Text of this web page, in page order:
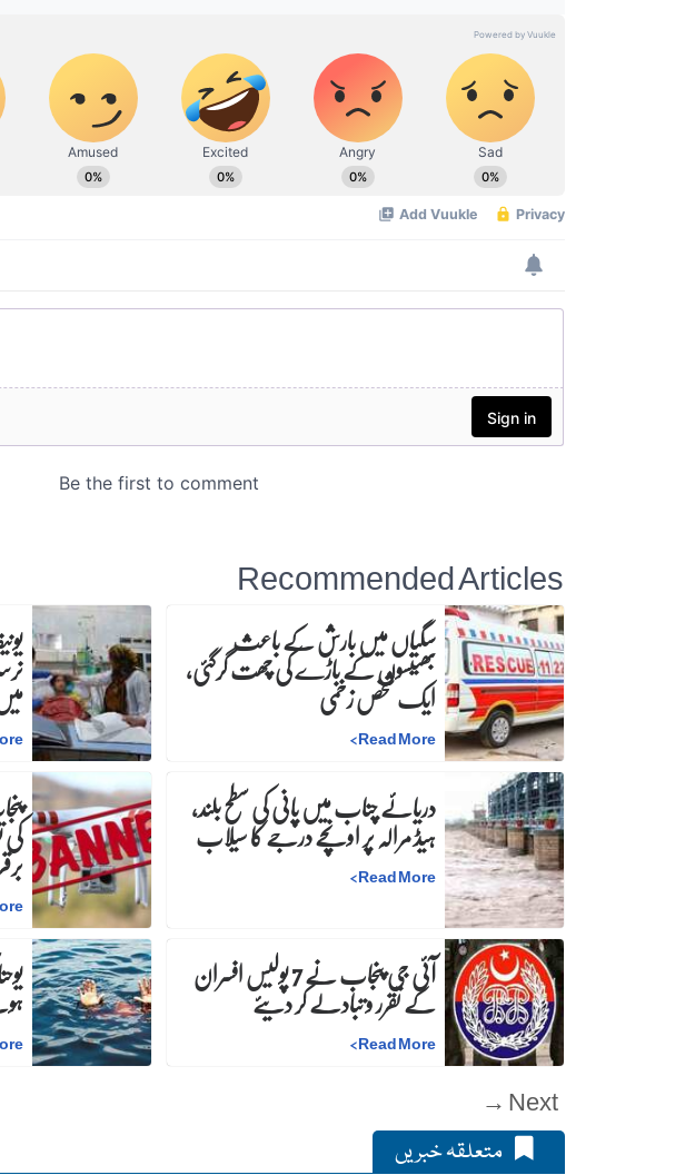
Recommended Articles
سگیاں میں بارش کے باعث
بھینسوں کے باڑے کی چھت گرگئی،
ایک شخص زخمی
Read More
>
دریائے چناب میں پانی کی سطح بلند،
ہیڈ مرالہ پر اونچے درجے کا سیلاب
Read More
>
آئی جی پنجاب نے 7 پولیس افسرانکے تقرر و تبادلے کر دیئے
Read More
>
ہوئے 15
Next →
متعلقہ خبریں